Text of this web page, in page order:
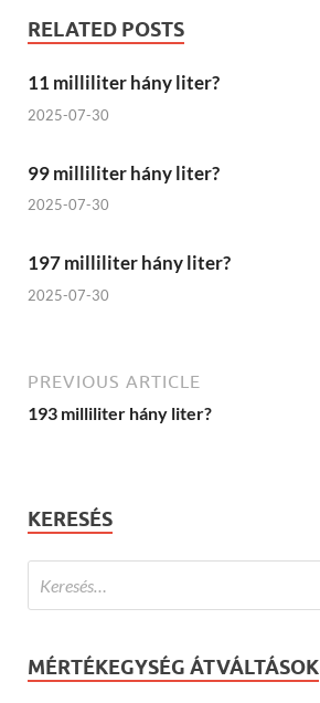
RELATED POSTS
11 milliliter hány liter?
2025-07-30
99 milliliter hány liter?
2025-07-30
197 milliliter hány liter?
2025-07-30
PREVIOUS ARTICLE
193 milliliter hány liter?
KERESÉS
MÉRTÉKEGYSÉG ÁTVÁLTÁSOK